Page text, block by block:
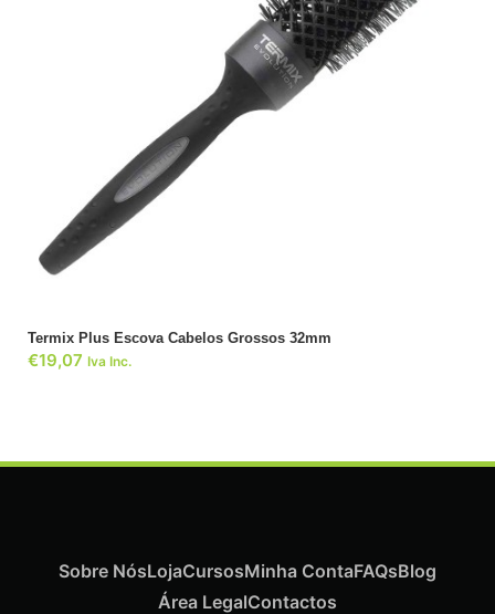
Termix Plus Escova Cabelos Grossos 32mm
€19,07 Iva Inc.
Sobre NósLojaCursosMinha ContaFAQsBlog
Área LegalContactos